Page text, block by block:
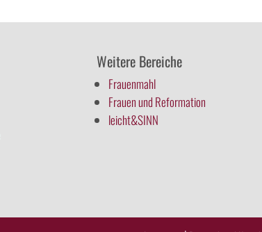
Weitere Bereiche
Frauenmahl
Frauen und Reformation
leicht&SINN